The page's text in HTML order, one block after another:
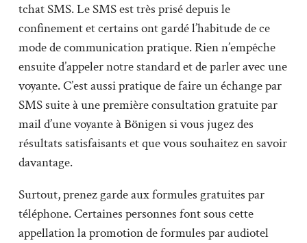
tchat SMS. Le SMS est très prisé depuis le
confinement et certains ont gardé l’habitude de ce
mode de communication pratique. Rien n’empêche
ensuite d’appeler notre standard et de parler avec une
voyante. C’est aussi pratique de faire un échange par
SMS suite à une première consultation gratuite par
mail d’une voyante à Bönigen si vous jugez des
résultats satisfaisants et que vous souhaitez en savoir
davantage.
Surtout, prenez garde aux formules gratuites par
téléphone. Certaines personnes font sous cette
appellation la promotion de formules par audiotel